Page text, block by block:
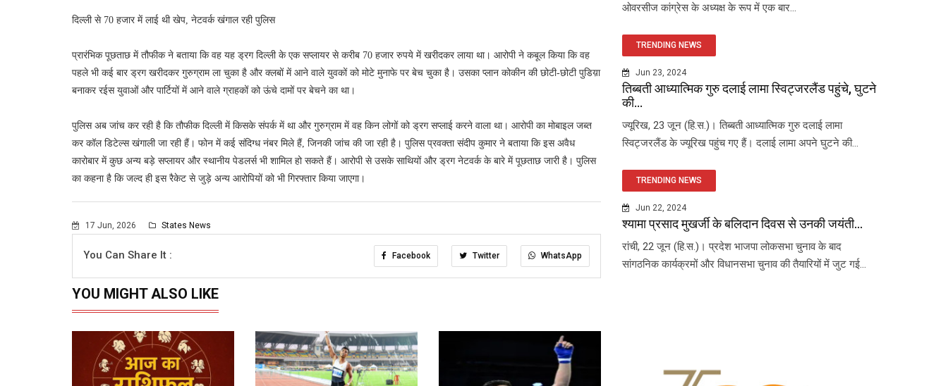
दिल्ली से 70 हजार में लाई थी खेप, नेटवर्क खंगाल रही पुलिस
प्रारंभिक पूछताछ में तौफीक ने बताया कि वह यह ड्रग दिल्ली के एक सप्लायर से करीब 70 हजार रुपये में खरीदकर लाया था। आरोपी ने कबूल किया कि वह
पहले भी कई बार ड्रग खरीदकर गुरुग्राम ला चुका है और क्लबों में आने वाले युवकों को मोटे मुनाफे पर बेच चुका है। उसका प्लान कोकीन की छोटी-छोटी पुडिय़ा
बनाकर रईस युवाओं और पार्टियों में आने वाले ग्राहकों को ऊंचे दामों पर बेचने का था।
पुलिस अब जांच कर रही है कि तौफीक दिल्ली में किसके संपर्क में था और गुरुग्राम में वह किन लोगों को ड्रग सप्लाई करने वाला था। आरोपी का मोबाइल जब्त
कर कॉल डिटेल्स खंगाली जा रही हैं। फोन में कई संदिग्ध नंबर मिले हैं, जिनकी जांच की जा रही है। पुलिस प्रवक्ता संदीप कुमार ने बताया कि इस अवैध
कारोबार में कुछ अन्य बड़े सप्लायर और स्थानीय पेडलर्स भी शामिल हो सकते हैं। आरोपी से उसके साथियों और ड्रग नेटवर्क के बारे में पूछताछ जारी है। पुलिस
का कहना है कि जल्द ही इस रैकेट से जुड़े अन्य आरोपियों को भी गिरफ्तार किया जाएगा।
17 Jun, 2026 States News
You Can Share It : Facebook Twitter WhatsApp
YOU MIGHT ALSO LIKE
ओवरसीज कांग्रेस के अध्यक्ष के रूप में एक बार...
TRENDING NEWS
Jun 23, 2024
तिब्बती आध्यात्मिक गुरु दलाई लामा स्विट्जरलैंड पहुंचे, घुटने
की...
ज्यूरिख, 23 जून (हि.स.)। तिब्बती आध्यात्मिक गुरु दलाई लामा
स्विट्जरलैंड के ज्यूरिख पहुंच गए हैं। दलाई लामा अपने घुटने की...
TRENDING NEWS
Jun 22, 2024
श्यामा प्रसाद मुखर्जी के बलिदान दिवस से उनकी जयंती...
रांची, 22 जून (हि.स.)। प्रदेश भाजपा लोकसभा चुनाव के बाद
सांगठनिक कार्यक्रमों और विधानसभा चुनाव की तैयारियों में जुट गई...